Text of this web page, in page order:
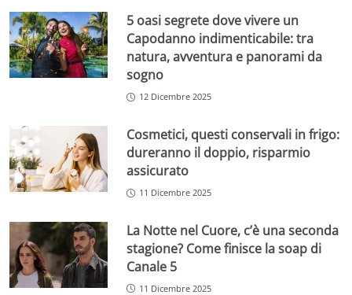
5 oasi segrete dove vivere un
Capodanno indimenticabile: tra
natura, avventura e panorami da
sogno
12 Dicembre 2025
Cosmetici, questi conservali in frigo:
dureranno il doppio, risparmio
assicurato
11 Dicembre 2025
La Notte nel Cuore, c’è una seconda
stagione? Come finisce la soap di
Canale 5
11 Dicembre 2025